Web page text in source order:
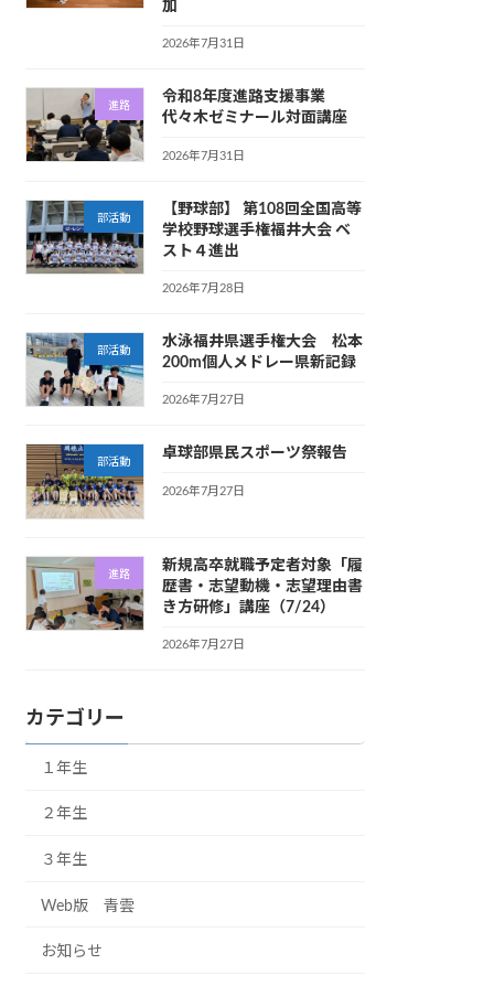
加
2026年7月31日
進路
令和8年度進路支援事業
代々木ゼミナール対面講座
2026年7月31日
部活動
【野球部】 第108回全国高等
学校野球選手権福井大会 ベ
スト４進出
2026年7月28日
部活動
水泳福井県選手権大会 松本
200m個人メドレー県新記録
2026年7月27日
部活動
卓球部県民スポーツ祭報告
2026年7月27日
進路
新規高卒就職予定者対象「履
歴書・志望動機・志望理由書
き方研修」講座（7/24）
2026年7月27日
カテゴリー
１年生
２年生
３年生
Web版 青雲
お知らせ